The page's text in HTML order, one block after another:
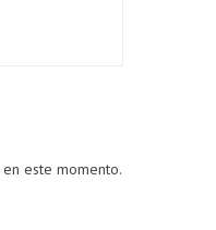
este momento.